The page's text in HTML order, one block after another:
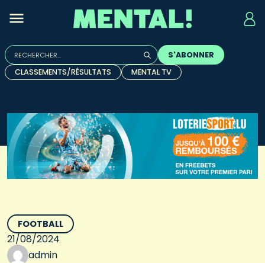
Rechercher :
Quand les résultats de l'auto-complétion sont
S'ABONNER
CLASSEMENTS/RÉSULTATS
MENTAL TV
FOOTBALL
21/08/2024
admin